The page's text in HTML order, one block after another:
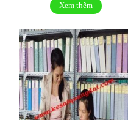
Xem thêm